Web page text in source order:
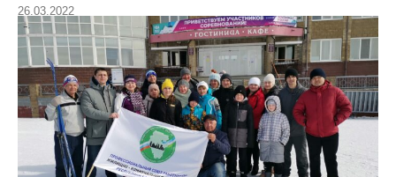
26.03.2022